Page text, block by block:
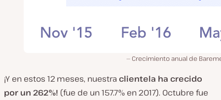
Crecimiento anual de
¡Y en estos 12 meses, nuestra clientela ha crecido
por un 262%! (fue de un 157.7% en 2017). Octubre fue